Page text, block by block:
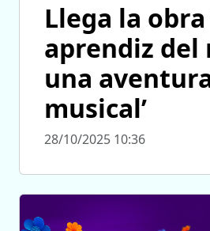
Llega la obra
aprendiz del
una
musical’
28/10/2025 10:36